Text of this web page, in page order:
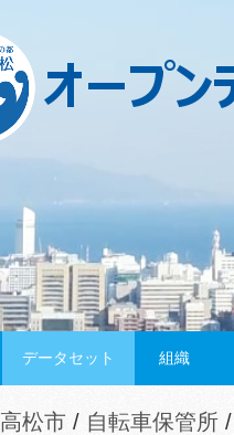
データセット 組織
高松市 自転車保管所